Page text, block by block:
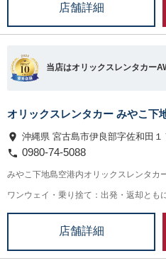
店舗詳細
当店はオリックスレンタカー
オリックスレンタカー みやこ下
沖縄県 宮古島市伊良部字佐和田
0980-74-5088
みやこ下地島空港内オリックスレンタカ
ワンウェイ・乗り捨て：出発・返却とも
店舗詳細